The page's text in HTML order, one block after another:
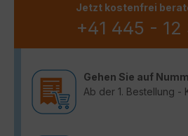
Jetzt kostenfrei
+41 445 -
Gehen Sie auf
Ab der 1. Bestellung -